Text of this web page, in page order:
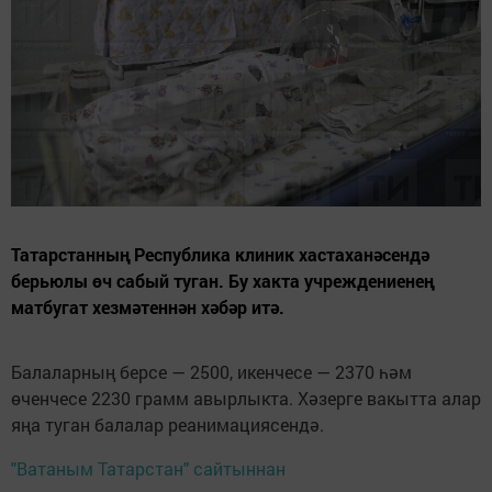
Татарстанның Республика клиник хастаханәсендә
берьюлы өч сабый туган. Бу хакта учреждениенең
матбугат хезмәтеннән хәбәр итә.
Балаларның берсе — 2500, икенчесе — 2370 һәм
өченчесе 2230 грамм авырлыкта. Хәзерге вакытта алар
яңа туган балалар реанимациясендә.
"Ватаным Татарстан" сайтыннан